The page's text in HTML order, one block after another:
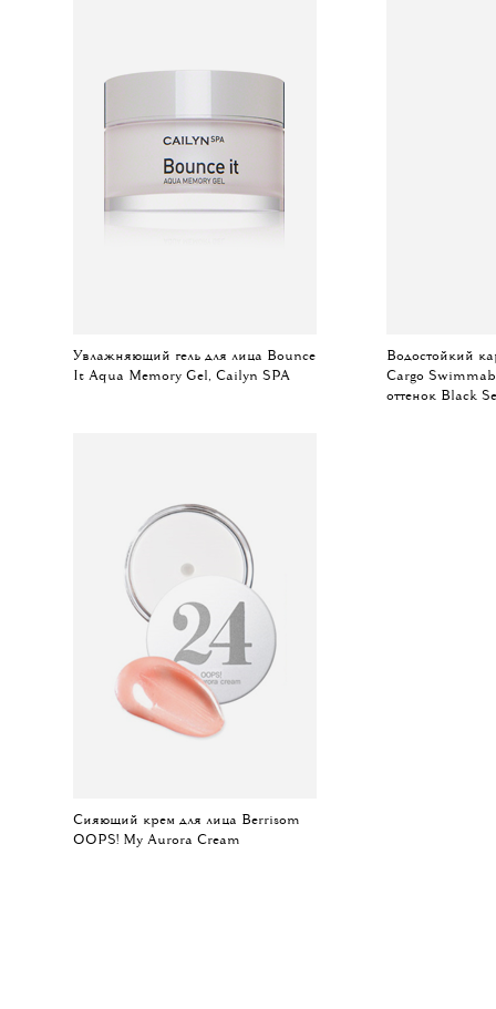
Увлажняющий гель для лица Bounce
It Aqua Memory Gel, Cailyn SPA
Водостойкий
Cargo
оттенок Black
Сияющий крем для лица Berrisom
OOPS! My Aurora Cream